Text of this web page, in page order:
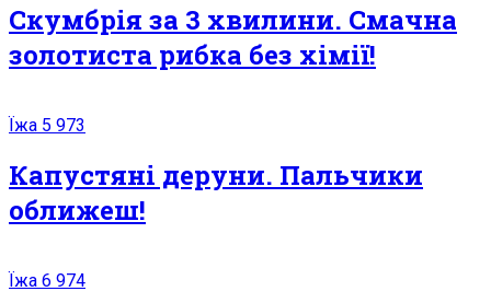
Скумбрія за 3 хвилини. Смачна
золотиста рибка без хімії!
Їжа 5 973
Капустяні деруни. Пальчики
оближеш!
Їжа 6 974